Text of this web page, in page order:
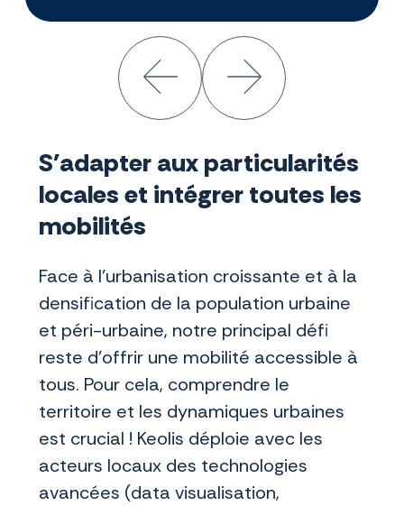
S'adapter aux particularités
locales et intégrer toutes les
mobilités
Face à l’urbanisation croissante et à la
densification de la population urbaine
et péri-urbaine, notre principal défi
reste d’offrir une mobilité accessible à
tous. Pour cela, comprendre le
territoire et les dynamiques urbaines
est crucial ! Keolis déploie avec les
acteurs locaux des technologies
avancées (data visualisation,